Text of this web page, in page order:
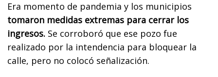
Era momento de pandemia y los municipios
tomaron medidas extremas para cerrar los
ingresos. Se corroboró que ese pozo fue
realizado por la intendencia para bloquear la
calle, pero no colocó señalización.